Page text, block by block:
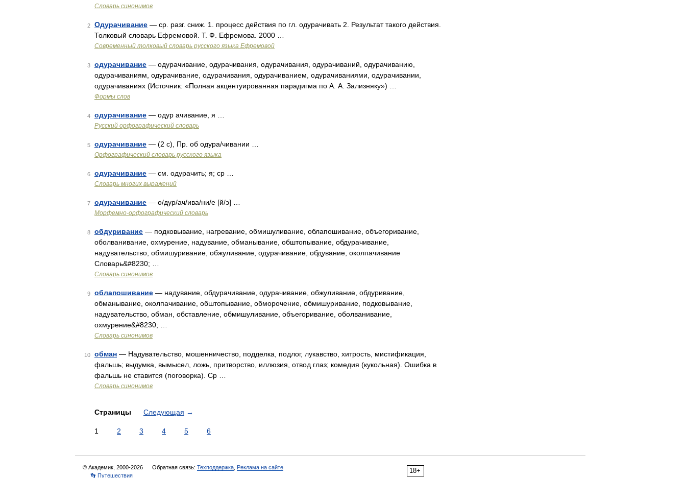
Словарь синонимов
2 Одурачивание — ср. разг. сниж. 1. процесс действия по гл. одурачивать 2. Результат такого действия.
Толковый словарь Ефремовой. Т. Ф. Ефремова. 2000 …
Современный толковый словарь русского языка Ефремовой
3 одурачивание — одурачивание, одурачивания, одурачивания, одурачиваний, одурачиванию,
одурачиваниям, одурачивание, одурачивания, одурачиванием, одурачиваниями, одурачивании,
одурачиваниях (Источник: «Полная акцентуированная парадигма по А. А. Зализняку») …
Формы слов
4 одурачивание — одур ачивание, я …
Русский орфографический словарь
5 одурачивание — (2 с), Пр. об одура/чивании …
Орфографический словарь русского языка
6 одурачивание — см. одурачить; я; ср …
Словарь многих выражений
7 одурачивание — о/дур/ач/ива/ни/е [й/э] …
Морфемно-орфографический словарь
8 обдуривание — подковывание, нагревание, обмишуливание, облапошивание, объегоривание,
оболванивание, охмурение, надувание, обманывание, обштопывание, обдурачивание,
надувательство, обмишуривание, обжуливание, одурачивание, обдувание, околпачивание
Словарь&#8230; …
Словарь синонимов
9 облапошивание — надувание, обдурачивание, одурачивание, обжуливание, обдуривание,
обманывание, околпачивание, обштопывание, обморочение, обмишуривание, подковывание,
надувательство, обман, обставление, обмишуливание, объегоривание, оболванивание,
охмурение&#8230; …
Словарь синонимов
10 обман — Надувательство, мошенничество, подделка, подлог, лукавство, хитрость, мистификация,
фальшь; выдумка, вымысел, ложь, притворство, иллюзия, отвод глаз; комедия (кукольная). Ошибка в
фальшь не ставится (поговорка). Ср …
Словарь синонимов
Страницы Следующая →
1 2 3 4 5 6
18+
© Академик, 2000-2026 Обратная связь: Техподдержка Реклама на сайте
👣 Путешествия